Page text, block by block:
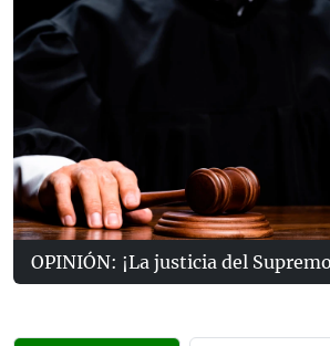
OPINIÓN: ¡La justicia del